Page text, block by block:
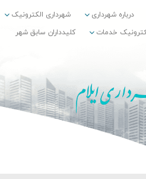
درباره شهرداری شهرداری الکترونیک
خدمات
کلیدداران سابق شهر